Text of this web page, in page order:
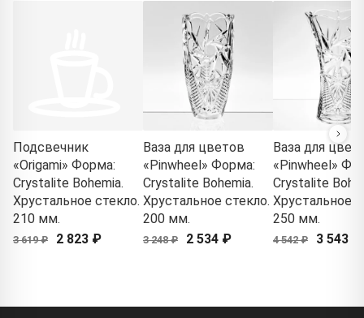
Подсвечник
«Origami» Форма:
Crystalite Bohemia.
Хрустальное стекло.
210 мм.
3 619 ₽ 2 823 ₽
Ваза для цветов
«Pinwheel» Форма:
Crystalite Bohemia.
Хрустальное стекло.
200 мм.
3 248 ₽ 2 534 ₽
Ваза для
«Pinwheel»
Crystalite
Хрустальное
250 мм.
4 542 ₽ 3 543 ₽